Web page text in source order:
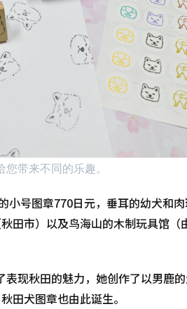
带来不同的乐趣。
号图章770日元，垂耳的幼犬和
田市）以及鸟海山的木制玩具馆（
现秋田的魅力，她创作了以男鹿
田犬图章也由此诞生。